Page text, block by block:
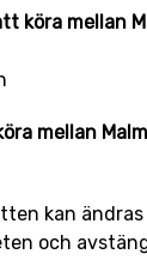
köra mellan
mellan
kan
och